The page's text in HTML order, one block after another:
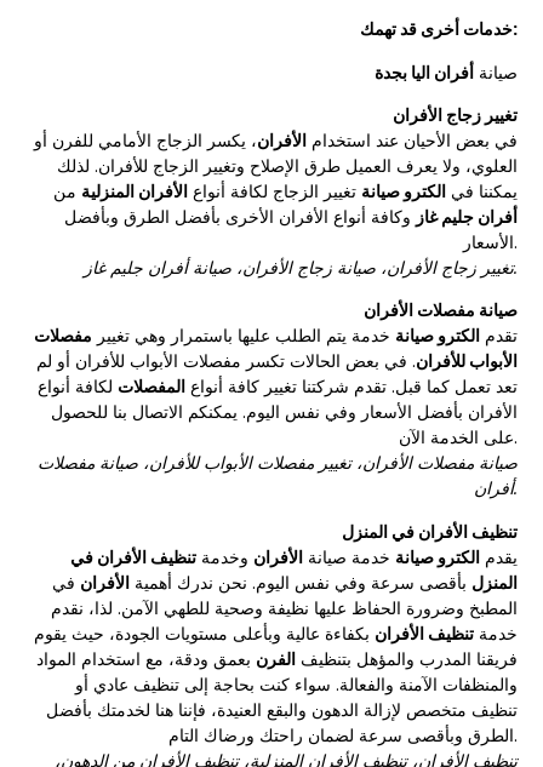
خدمات أخرى قد تهمك:
صيانة أفران اليا بجدة
تغيير زجاج الأفران
في بعض الأحيان عند استخدام الأفران، يكسر الزجاج الأمامي للفرن أو
العلوي، ولا يعرف العميل طرق الإصلاح وتغيير الزجاج للأفران. لذلك
يمكننا في الكترو صيانة تغيير الزجاج لكافة أنواع الأفران المنزلية من
أفران جليم غاز وكافة أنواع الأفران الأخرى بأفضل الطرق وبأفضل
الأسعار.
تغيير زجاج الأفران، صيانة زجاج الأفران، صيانة أفران جليم غاز.
صيانة مفصلات الأفران
تقدم الكترو صيانة خدمة يتم الطلب عليها باستمرار وهي تغيير مفصلات
الأبواب للأفران. في بعض الحالات تكسر مفصلات الأبواب للأفران أو لم
تعد تعمل كما قبل. تقدم شركتنا تغيير كافة أنواع المفصلات لكافة أنواع
الأفران بأفضل الأسعار وفي نفس اليوم. يمكنكم الاتصال بنا للحصول
على الخدمة الآن.
صيانة مفصلات الأفران، تغيير مفصلات الأبواب للأفران، صيانة مفصلات
أفران.
تنظيف الأفران في المنزل
يقدم الكترو صيانة خدمة صيانة الأفران وخدمة تنظيف الأفران في
المنزل بأقصى سرعة وفي نفس اليوم. نحن ندرك أهمية الأفران في
المطبخ وضرورة الحفاظ عليها نظيفة وصحية للطهي الآمن. لذا، نقدم
خدمة تنظيف الأفران بكفاءة عالية وبأعلى مستويات الجودة، حيث يقوم
فريقنا المدرب والمؤهل بتنظيف الفرن بعمق ودقة، مع استخدام المواد
والمنظفات الآمنة والفعالة. سواء كنت بحاجة إلى تنظيف عادي أو
تنظيف متخصص لإزالة الدهون والبقع العنيدة، فإننا هنا لخدمتك بأفضل
الطرق وبأقصى سرعة لضمان راحتك ورضاك التام.
تنظيف الأفران، تنظيف الأفران المنزلية، تنظيف الأفران من الدهون،